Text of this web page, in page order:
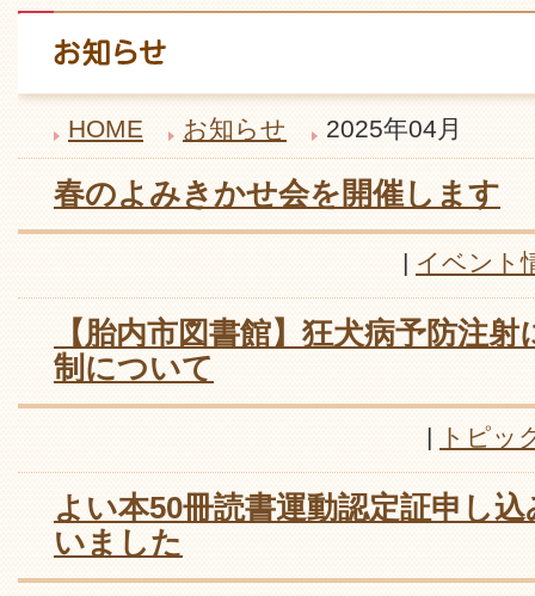
HOME お知らせ 2025年04月
春のよみきかせ会を開催します
| イベント
【胎内市図書館】狂犬病予防注
制について
| トピッ
よい本50冊読書運動認定証申し
いました